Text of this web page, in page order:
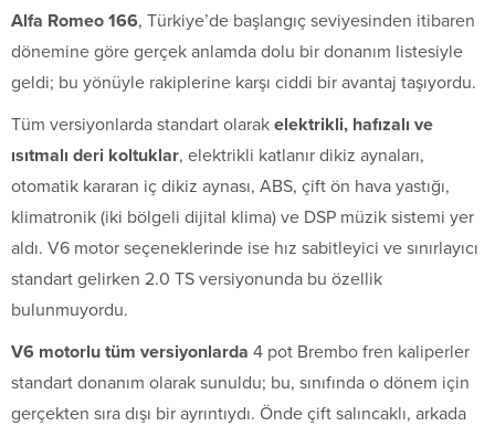
Alfa Romeo 166, Türkiye’de başlangıç seviyesinden itibaren
dönemine göre gerçek anlamda dolu bir donanım listesiyle
geldi; bu yönüyle rakiplerine karşı ciddi bir avantaj taşıyordu.
Tüm versiyonlarda standart olarak elektrikli, hafızalı ve
ısıtmalı deri koltuklar, elektrikli katlanır dikiz aynaları,
otomatik kararan iç dikiz aynası, ABS, çift ön hava yastığı,
klimatronik (iki bölgeli dijital klima) ve DSP müzik sistemi yer
aldı. V6 motor seçeneklerinde ise hız sabitleyici ve sınırlayıcı
standart gelirken 2.0 TS versiyonunda bu özellik
bulunmuyordu.
V6 motorlu tüm versiyonlarda 4 pot Brembo fren kaliperler
standart donanım olarak sunuldu; bu, sınıfında o dönem için
gerçekten sıra dışı bir ayrıntıydı. Önde çift salıncaklı, arkada